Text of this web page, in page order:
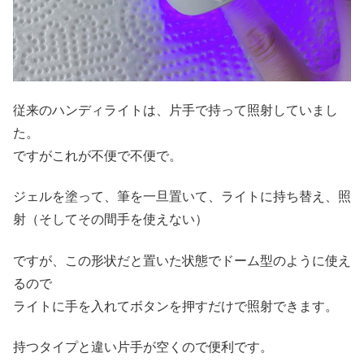
従来のハンディライトは、片手で持って照射していまし
た。
ですがこれが不便で不便で。
ジェルを塗って、筆を一旦置いて、ライトに持ち替え、照
射（そしてその間手を使えない）
ですが、この形状だと置いた状態でドーム型のように使え
るので
ライトに手を入れてボタンを押すだけで照射できます。
持つタイプと違い片手が空くので便利です。